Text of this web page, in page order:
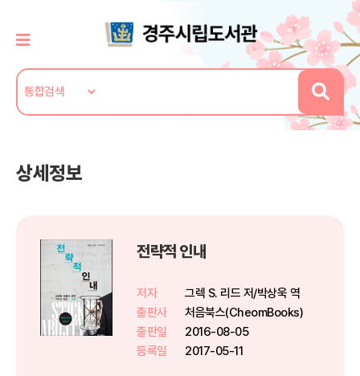
상세정보
전략적 인내
저자
그렉 S. 리드 저/박상욱 역
출판사
처음북스(CheomBooks)
출판일
2016-08-05
등록일
2017-05-11